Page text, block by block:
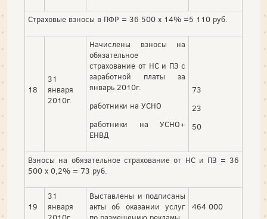
Страховые взносы в ПФР = 36 500 х 14% =5 110 руб.
18
31
января
2010г.
Начислены взносы на
обязательное
страхование от НС и ПЗ с
заработной платы за
январь 2010г.
работники на УСНО
работники на УСНО+
ЕНВД
73
23
50
Взносы на обязательное страхование от НС и ПЗ = 36
500 х 0,2% = 73 руб.
19
31
января
Выставлены и подписаны
акты об оказании услуг
464 000